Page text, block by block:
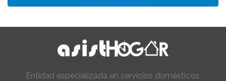
Entidad especializada en servicios domésticos,